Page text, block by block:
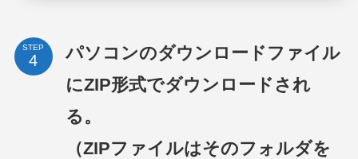
STEP
パソコンのダウンロードファイル
にZIP形式でダウンロードされ
る。
（ZIPファイルはそのフォルダを